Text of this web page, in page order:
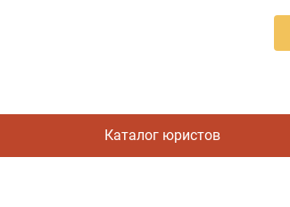
Каталог юристов